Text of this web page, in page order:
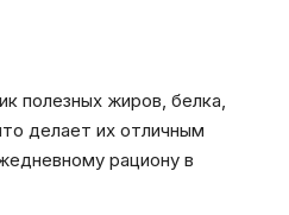
полезных жиров, белка,
делает их отличным
рациону в